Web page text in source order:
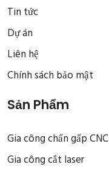
Tin tức
Dự án
Liên hệ
Chính sách bảo mật
Sản Phẩm
Gia công chấn gấp CNC
Gia công cắt laser